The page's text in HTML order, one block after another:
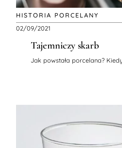
HISTORIA PORCELANY
02/09/2021
Tajemniczy skarb
Jak powstała porcelana?